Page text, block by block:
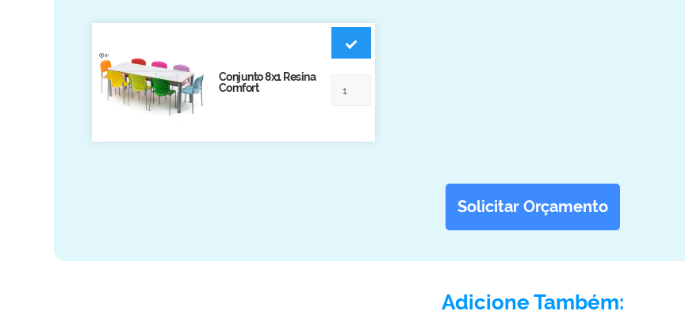
Conjunto 8x1 Resina
Comfort
Solicitar Orçamento
Adicione Também: